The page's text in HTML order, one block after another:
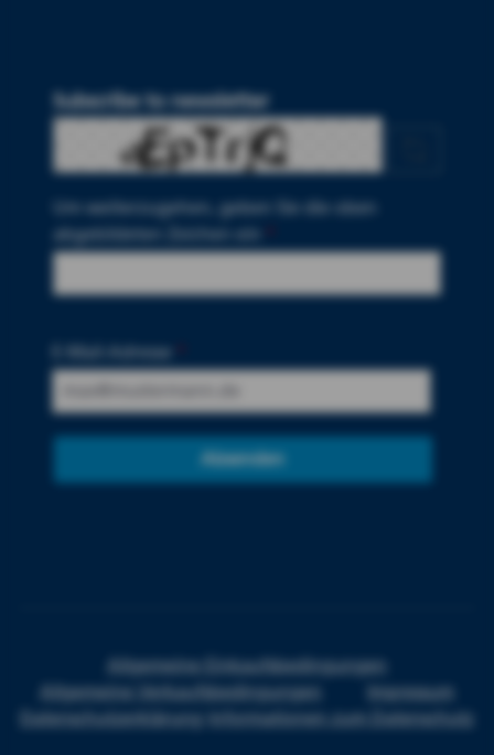
Subscribe to newsletter
Um weiterzugehen, geben Sie die oben
abgebildeten Zeichen ein
Absenden
Allgemeine Einkaufsbedingungen
Allgemeine Verkaufsbedingungen
Impressum
Datenschutzerklärung
Informationen zum Datenschutz